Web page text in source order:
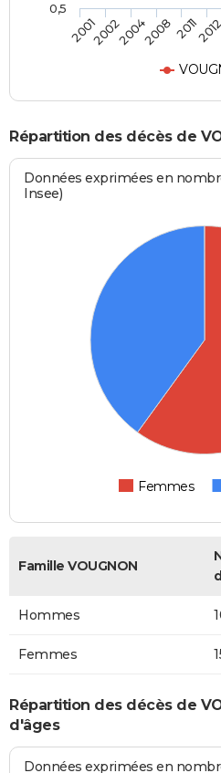
2001200220042008 2011
0,5
Répartition des décès de
Données exprimées en
Insee)
Femmes
Famille VOUGNON
Hommes
Femmes
Répartition des décès de
d'âges
Données exprimées en